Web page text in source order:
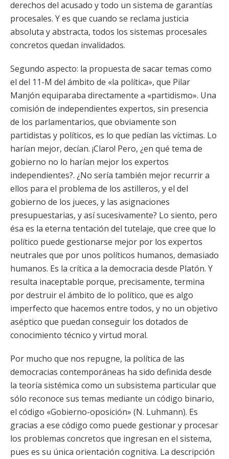
derechos del acusado y todo un sistema de garantías
procesales. Y es que cuando se reclama justicia
absoluta y abstracta, todos los sistemas procesales
concretos quedan invalidados.
Segundo aspecto: la propuesta de sacar temas como
el del 11-M del ámbito de «la política», que Pilar
Manjón equiparaba directamente a «partidismo». Una
comisión de independientes expertos, sin presencia
de los parlamentarios, que obviamente son
partidistas y políticos, es lo que pedían las víctimas. Lo
harían mejor, decían. ¡Claro! Pero, ¿en qué tema de
gobierno no lo harían mejor los expertos
independientes?. ¿No sería también mejor recurrir a
ellos para el problema de los astilleros, y el del
gobierno de los jueces, y las asignaciones
presupuestarias, y así sucesivamente? Lo siento, pero
ésa es la eterna tentación del tutelaje, que cree que lo
político puede gestionarse mejor por los expertos
neutrales que por unos políticos humanos, demasiado
humanos. Es la crítica a la democracia desde Platón. Y
resulta inaceptable porque, precisamente, termina
por destruir el ámbito de lo político, que es algo
imperfecto que hacemos entre todos, y no un objetivo
aséptico que puedan conseguir los dotados de
conocimiento técnico y virtud moral.
Por mucho que nos repugne, la política de las
democracias contemporáneas ha sido definida desde
la teoría sistémica como un subsistema particular que
sólo reconoce sus temas mediante un código binario,
el código «Gobierno-oposición» (N. Luhmann). Es
gracias a ese código como puede gestionar y procesar
los problemas concretos que ingresan en el sistema,
pues es su única orientación cognitiva. La descripción